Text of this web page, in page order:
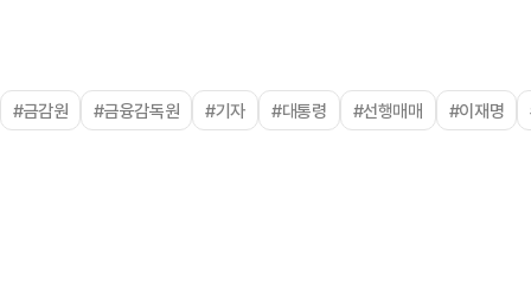
#금감원 #금융감독원 #기자 #대통령 #선행매매 #이재명